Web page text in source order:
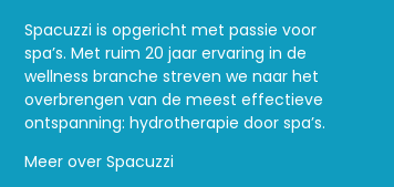
Spacuzzi is opgericht met passie voor
spa’s. Met ruim 20 jaar ervaring in de
wellness branche streven we naar het
overbrengen van de meest effectieve
ontspanning: hydrotherapie door spa’s.
Meer over Spacuzzi